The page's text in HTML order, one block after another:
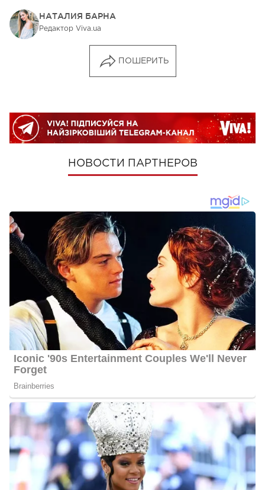
НАТАЛИЯ БАРНА
Редактор Viva.ua
ПОШЕРИТЬ
НОВОСТИ ПАРТНЕРОВ